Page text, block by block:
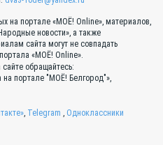
на портале «МОЁ! Online», материалов,
новости», а также
сайта могут не совпадать
«МОЁ! Online».
обращайтесь:
на портале "МОЁ! Белгород"»,
, Telegram , Одноклассники